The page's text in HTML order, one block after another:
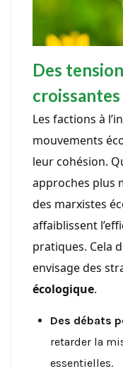
Des
croissantes
Les factions à
mouvements
leur cohésion.
approches plus
des marxistes
affaiblissent
pratiques. Cela
envisage des
écologique.
Des débats
retarder la
essentielles.